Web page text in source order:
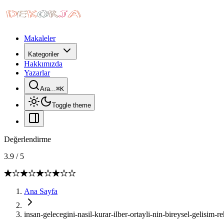
Makaleler
Kategoriler
Hakkımızda
Yazarlar
Ara...⌘K
Toggle theme
Değerlendirme
3.9 / 5
Ana Sayfa
insan-gelecegini-nasil-kurar-ilber-ortayli-nin-bireysel-gelisim-